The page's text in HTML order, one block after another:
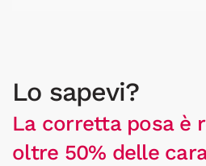
Lo sapevi?
La corretta posa è
oltre 50% delle